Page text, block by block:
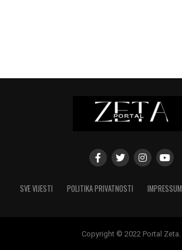
SVE VIJESTI POLITIKA PRIVATNOSTI IMPRESSUM
Copyright © 2022 Portal Zeta.